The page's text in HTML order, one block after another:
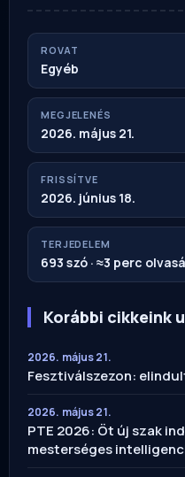
ROVAT
Egyéb
MEGJELENÉS
2026. május 21.
FRISSÍTVE
2026. június 18.
TERJEDELEM
693 szó · ≈3 perc
Korábbi cikkeink
2026. május 21.
Fesztiválszezon:
2026. május 21.
PTE 2026: Öt új szak
mesterséges